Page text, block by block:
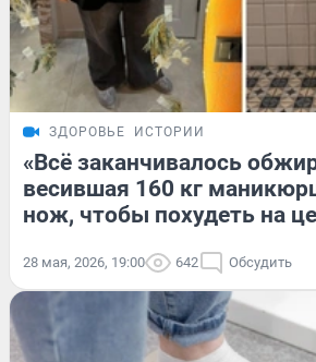
ЗДОРОВЬЕ ИСТОРИИ
«Всё заканчивалось
весившая 160 кг
нож, чтобы похудеть на
28 мая, 2026, 19:00 642 Обсудить